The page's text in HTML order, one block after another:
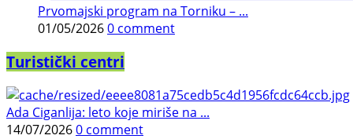
Prvomajski program na Torniku – ...
01/05/20260 comment
Turistički centri
Ada Ciganlija: leto koje miriše na ...
14/07/20260 comment